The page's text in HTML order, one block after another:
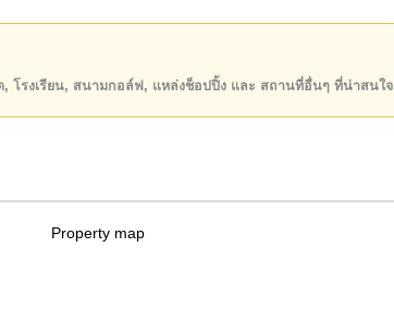
รมสิทธิ์ ชื่อไทย
านในฝันของคุณ!
, โรงเรียน, สนามกอล์ฟ, แหล่งช็อปปิ้ง และ สถานที่อื่นๆ ที่น่าสนใจ